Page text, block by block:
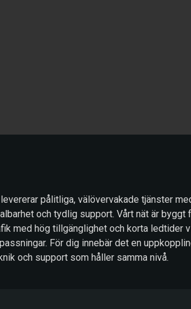
pålitliga, välövervakade tjänster
och tydlig support. Vårt nät är
med hög tillgänglighet och korta ledtider
För dig innebär det en
och support som håller samma nivå.